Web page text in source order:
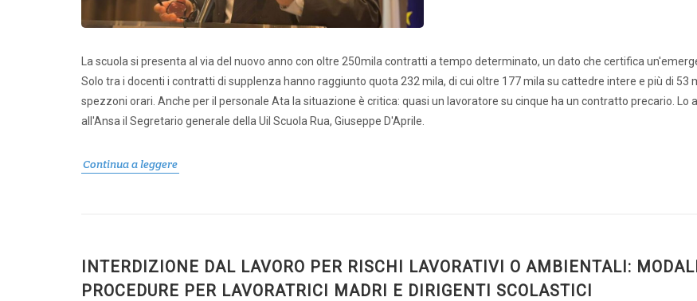
La scuola si presenta al via del nuovo anno con oltre 250mila contratti a tempo determinato, un dato che certifica
Solo tra i docenti i contratti di supplenza hanno raggiunto quota 232 mila, di cui oltre 177 mila su cattedre intere e più di 53
spezzoni orari. Anche per il personale Ata la situazione è critica: quasi un lavoratore su cinque ha un contratto precario. Lo
all'Ansa il Segretario generale della Uil Scuola Rua, Giuseppe D'Aprile.
Continua a leggere
INTERDIZIONE DAL LAVORO PER RISCHI LAVORATIVI O AMBIENTALI:
PROCEDURE PER LAVORATRICI MADRI E DIRIGENTI SCOLASTICI